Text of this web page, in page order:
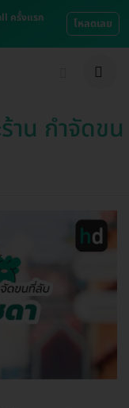
ครั้งแรก
โหลดเลย
าน กำจัดขน